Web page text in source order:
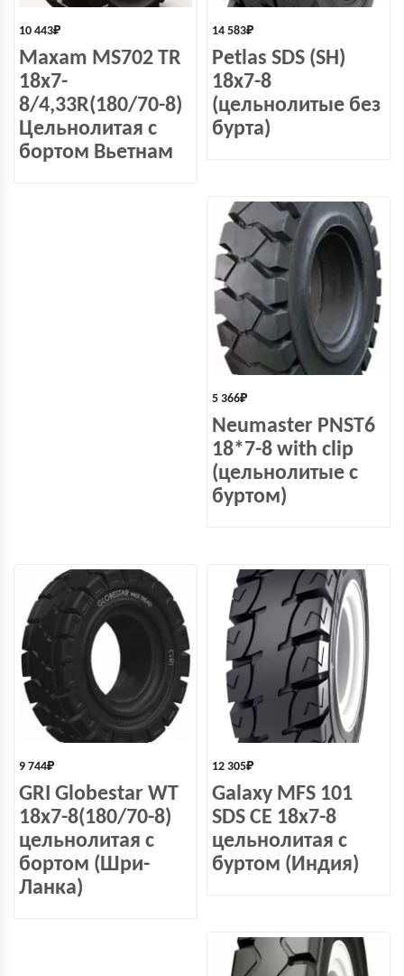
10 443₽
Maxam MS702 TR
18x7-
8/4,33R(180/70-8)
Цельнолитая с
бортом Вьетнам
14 583₽
Petlas SDS (SH)
18x7-8
(цельнолитые без
бурта)
5 366₽
Neumaster PNST6
18*7-8 with clip
(цельнолитые с
буртом)
9 744₽
GRI Globestar WT
18x7-8(180/70-8)
цельнолитая с
бортом (Шри-
Ланка)
12 305₽
Galaxy MFS 101
SDS СЕ 18х7-8
цельнолитая с
буртом (Индия)